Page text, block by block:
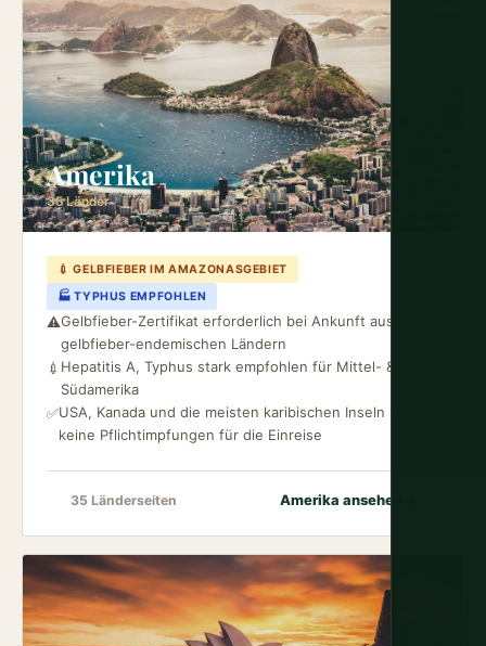
Amerika
35 Länder
💉 GELBFIEBER IM AMAZONASGEBIET
🏭 TYPHUS EMPFOHLEN
⚠️Gelbfieber-Zertifikat erforderlich bei Ankunft aus
gelbfieber-endemischen Ländern
💉 Hepatitis A, Typhus stark empfohlen für Mittel- &
Südamerika
✅USA, Kanada und die meisten karibischen Inseln haben
keine Pflichtimpfungen für die Einreise
35 Länderseiten Amerika ansehen